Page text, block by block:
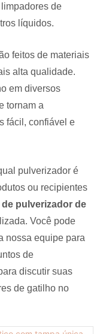
de
líquidos.
feitos de materiais
alta qualidade.
em diversos
tornam a
fácil, confiável e
pulverizador é
ou recipientes
pulverizador de
Você pode
nossa equipe para
de
discutir suas
de gatilho no